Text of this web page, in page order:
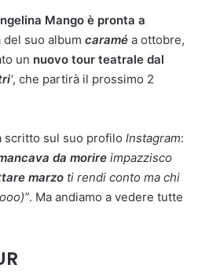
Mango è pronta a
del suo album caramé a ottobre,
un nuovo tour teatrale dal
‘, che partirà il prossimo 2
scritto sul suo profilo Instagram:
da morire impazzisco
marzo ti rendi conto ma chi
. Ma andiamo a vedere tutte